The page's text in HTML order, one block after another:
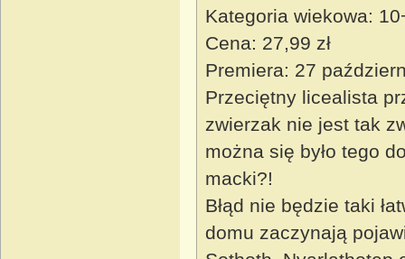
Kategoria wiekowa:
Cena: 27,99 zł
Premiera: 27
Przeciętny licealista
zwierzak nie jest tak
można się było tego
macki?!
Błąd nie będzie taki
domu zaczynają